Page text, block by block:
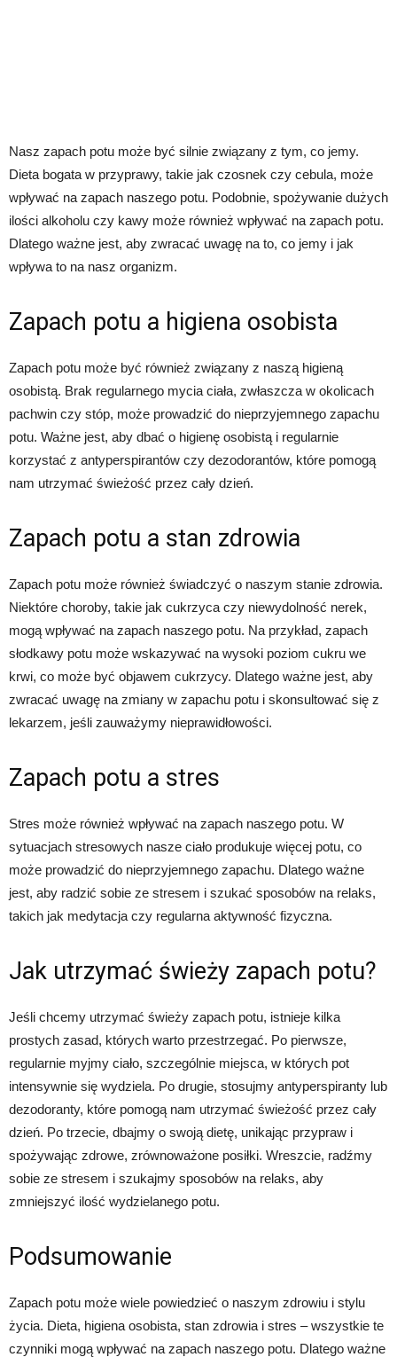
Nasz zapach potu może być silnie związany z tym, co jemy.
Dieta bogata w przyprawy, takie jak czosnek czy cebula, może
wpływać na zapach naszego potu. Podobnie, spożywanie dużych
ilości alkoholu czy kawy może również wpływać na zapach potu.
Dlatego ważne jest, aby zwracać uwagę na to, co jemy i jak
wpływa to na nasz organizm.
Zapach potu a higiena osobista
Zapach potu może być również związany z naszą higieną
osobistą. Brak regularnego mycia ciała, zwłaszcza w okolicach
pachwin czy stóp, może prowadzić do nieprzyjemnego zapachu
potu. Ważne jest, aby dbać o higienę osobistą i regularnie
korzystać z antyperspirantów czy dezodorantów, które pomogą
nam utrzymać świeżość przez cały dzień.
Zapach potu a stan zdrowia
Zapach potu może również świadczyć o naszym stanie zdrowia.
Niektóre choroby, takie jak cukrzyca czy niewydolność nerek,
mogą wpływać na zapach naszego potu. Na przykład, zapach
słodkawy potu może wskazywać na wysoki poziom cukru we
krwi, co może być objawem cukrzycy. Dlatego ważne jest, aby
zwracać uwagę na zmiany w zapachu potu i skonsultować się z
lekarzem, jeśli zauważymy nieprawidłowości.
Zapach potu a stres
Stres może również wpływać na zapach naszego potu. W
sytuacjach stresowych nasze ciało produkuje więcej potu, co
może prowadzić do nieprzyjemnego zapachu. Dlatego ważne
jest, aby radzić sobie ze stresem i szukać sposobów na relaks,
takich jak medytacja czy regularna aktywność fizyczna.
Jak utrzymać świeży zapach potu?
Jeśli chcemy utrzymać świeży zapach potu, istnieje kilka
prostych zasad, których warto przestrzegać. Po pierwsze,
regularnie myjmy ciało, szczególnie miejsca, w których pot
intensywnie się wydziela. Po drugie, stosujmy antyperspiranty lub
dezodoranty, które pomogą nam utrzymać świeżość przez cały
dzień. Po trzecie, dbajmy o swoją dietę, unikając przypraw i
spożywając zdrowe, zrównoważone posiłki. Wreszcie, radźmy
sobie ze stresem i szukajmy sposobów na relaks, aby
zmniejszyć ilość wydzielanego potu.
Podsumowanie
Zapach potu może wiele powiedzieć o naszym zdrowiu i stylu
życia. Dieta, higiena osobista, stan zdrowia i stres – wszystkie te
czynniki mogą wpływać na zapach naszego potu. Dlatego ważne